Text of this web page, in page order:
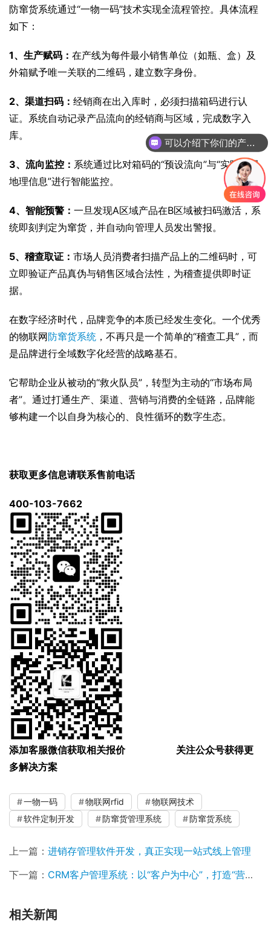
防窜货系统通过“一物一码”技术实现全流程管控。具体流程
如下：
1、生产赋码： 在产线为每件最小销售单位（如瓶、盒）及
外箱赋予唯一关联的二维码，建立数字身份。
2、渠道扫码： 经销商在出入库时，必须扫描箱码进行认
证。系统自动记录产品流向的经销商与区域，完成数字入
库。
3、流向监控： 系统通过比对箱码的“预设流向”与“实际扫码
地理信息”进行智能监控。
4、智能预警： 一旦发现A区域产品在B区域被扫码激活，系
统即刻判定为窜货，并自动向管理人员发出警报。
5、稽查取证： 市场人员消费者扫描产品上的二维码时，可
立即验证产品真伪与销售区域合法性，为稽查提供即时证
据。
在数字经济时代，品牌竞争的本质已经发生变化。一个优秀
的物联网防窜货系统 ，不再只是一个简单的“稽查工具”，而
是品牌进行全域数字化经营的战略基石。
它帮助企业从被动的“救火队员”，转型为主动的“市场布局
者”。通过打通生产、渠道、营销与消费的全链路，品牌能
够构建一个以自身为核心的、良性循环的数字生态。
获取更多信息请联系售前电话
400-103-7662
添加客服微信获取相关报价 关注公众号获得更
多解决方案
一物一码 物联网rfid
物联网技术
软件定制开发
防窜货管理系统 防窜货系统
上一篇： 进销存管理软件开发，真正实现一站式线上管理
下一篇： CRM客户管理系统：以“客户为中心”，打造“营销服”一体化
相关新闻
可以介绍下你们的产品么
你们是怎么收费的呢